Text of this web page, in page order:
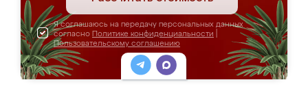
Я соглашаюсь на передачу персональных данных
согласно Политике конфиденциальности
Пользовательскому соглашению